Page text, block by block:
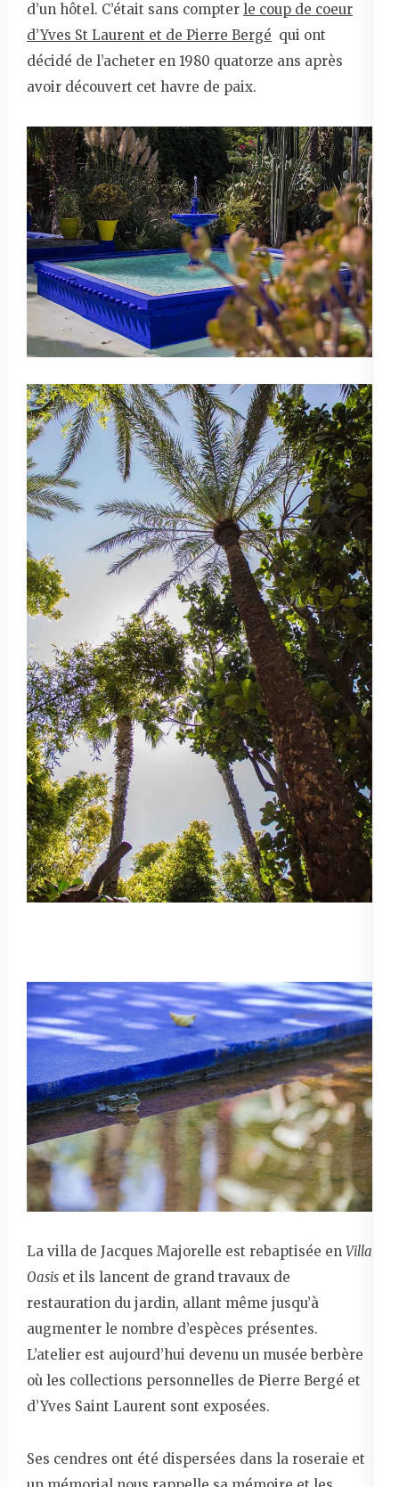
d’un hôtel. C’était sans compter le coup de coeur
d’Yves St Laurent et de Pierre Bergé qui ont
décidé de l’acheter en 1980 quatorze ans après
avoir découvert cet havre de paix.
La villa de Jacques Majorelle est rebaptisée en Villa
Oasis et ils lancent de grand travaux de
restauration du jardin, allant même jusqu’à
augmenter le nombre d’espèces présentes.
L’atelier est aujourd’hui devenu un musée berbère
où les collections personnelles de Pierre Bergé et
d’Yves Saint Laurent sont exposées.
Ses cendres ont été dispersées dans la roseraie et